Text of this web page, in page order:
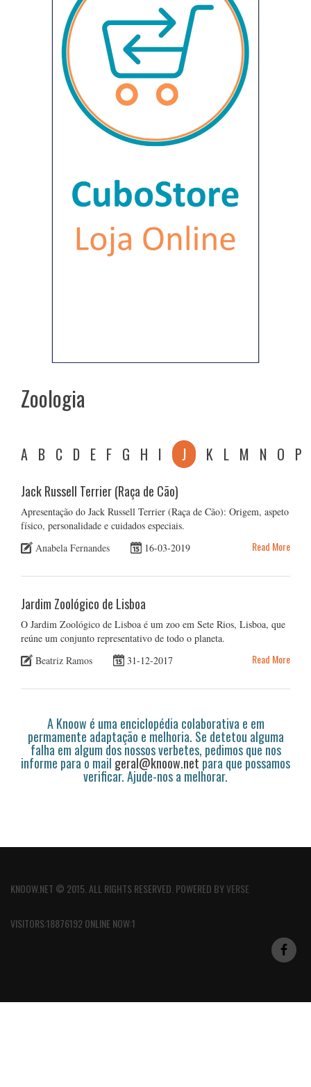
Zoologia
A B C D E F G H I J K L M N O P
Jack Russell Terrier (Raça de Cão)
Apresentação do Jack Russell Terrier (Raça de Cão): Origem, aspeto
físico, personalidade e cuidados especiais.
Anabela Fernandes
16-03-2019 Read More
Jardim Zoológico de Lisboa
O Jardim Zoológico de Lisboa é um zoo em Sete Rios, Lisboa, que
reúne um conjunto representativo de todo o planeta.
Beatriz Ramos
31-12-2017 Read More
A Knoow é uma enciclopédia colaborativa e em
permamente adaptação e melhoria. Se detetou alguma
falha em algum dos nossos verbetes, pedimos que nos
informe para o mail geral@knoow.netpara que possamos
verificar. Ajude-nos a melhorar.
KNOOW.NET © 2015. ALL RIGHTS RESERVED. POWERED BYVERSE
VISITORS:18876192 ONLINE NOW:1